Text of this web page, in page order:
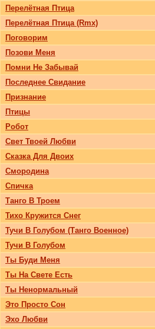
Перелётная Птица
Перелётная Птица (Rmx)
Поговорим
Позови Меня
Помни Не Забывай
Последнее Свидание
Признание
Птицы
Робот
Свет Твоей Любви
Сказка Для Двоих
Смородина
Спичка
Танго В Троем
Тихо Кружится Снег
Тучи В Голубом (Танго Военное)
Тучи В Голубом
Ты Буди Меня
Ты На Свете Есть
Ты Ненормальный
Это Просто Сон
Эхо Любви